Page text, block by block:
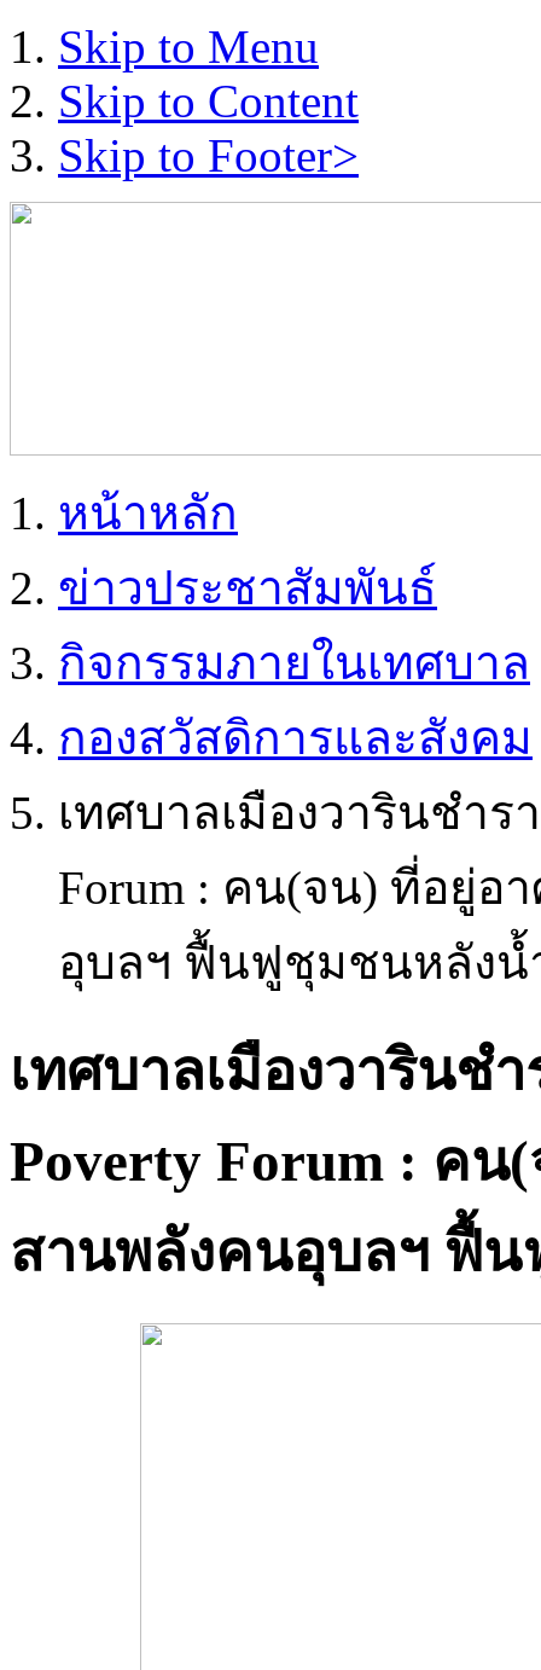
Skip to Menu
Skip to Content
Skip to Footer>
หน้าหลัก
ข่าวประชาสัมพันธ์
กิจกรรมภายในเทศบาล
กองสวัสดิการและสังคม
เทศบาลเมืองวารินชำร
Forum : คน(จน) ที่อยู่
อุบลฯ ฟื้นฟูชุมชนหลังน้
เทศบาลเมืองวารินช
Poverty Forum : ค
สานพลังคนอุบลฯ ฟื้